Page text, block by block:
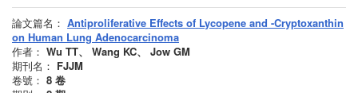
論文篇名： Antiproliferative Effects of Lycopene and -Cryptoxanthin
on Human Lung Adenocarcinoma
作者： Wu TT、 Wang KC、 Jow GM
期刊名： FJJM
卷號： 8 卷